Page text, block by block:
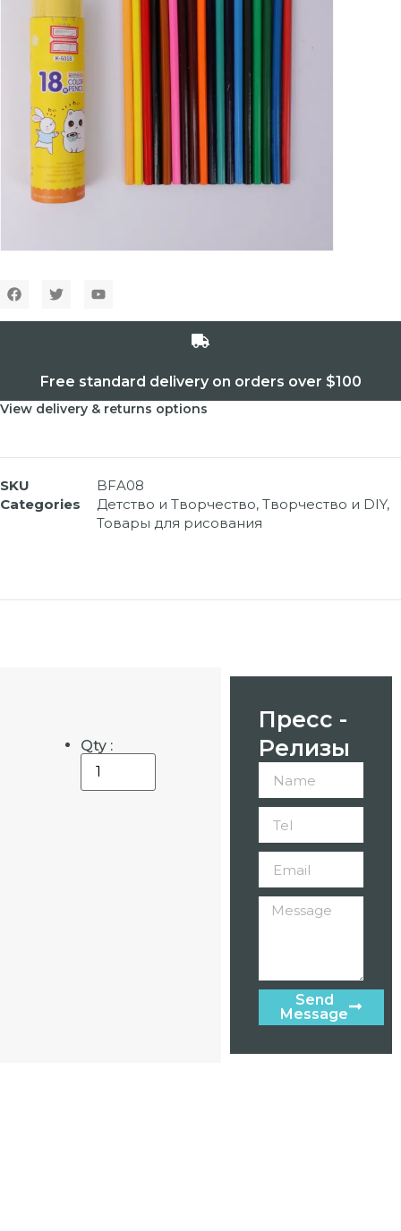
Free standard delivery on orders over $100
View delivery & returns options
SKU
BFA08
Categories
Детство и Творчество, Творчество и DIY,
Товары для рисования
Qty :
Пресс -
Релизы
Send
Message